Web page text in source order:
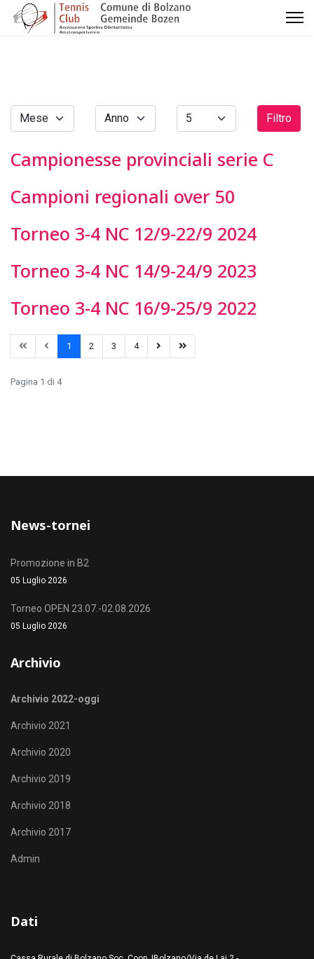
Filtro
Campionesse provinciali serie C
Campioni regionali over 50
Torneo 3-4 NC 12/9-22/9 2024
Torneo 3-4 NC 14/9-24/9 2023
Torneo 3-4 NC 16/9-25/9 2022
1 2 3 4
Pagina 1 di 4
News-tornei
Promozione in B2
05 Luglio 2026
Torneo OPEN 23.07.-02.08.2026
05 Luglio 2026
Archivio
Archivio 2022-oggi
Archivio 2021
Archivio 2020
Archivio 2019
Archivio 2018
Archivio 2017
Admin
Dati